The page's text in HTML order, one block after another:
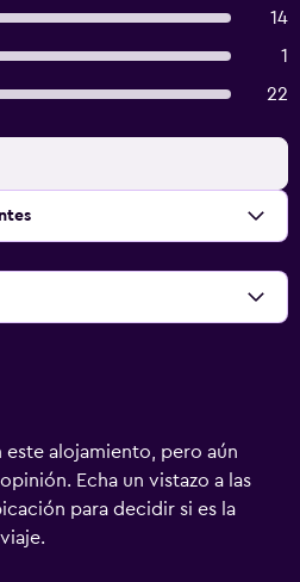
14
1
22
este alojamiento, pero aún
Echa un vistazo a las
para decidir si es la